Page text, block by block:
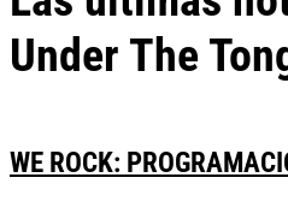
Under The
WE ROCK: